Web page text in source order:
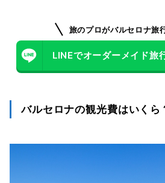
旅のプロがバルセロナ旅
LINEでオーダーメイド旅
バルセロナの観光費はいくら